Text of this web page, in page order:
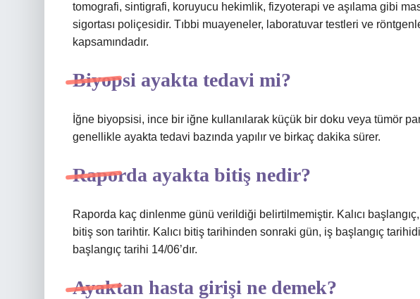
tomografi, sintigrafi, koruyucu hekimlik, fizyoterapi ve aşılama gibi
sigortası poliçesidir. Tıbbi muayeneler, laboratuvar testleri ve
kapsamındadır.
Biyopsi ayakta tedavi mi?
İğne biyopsisi, ince bir iğne kullanılarak küçük bir doku veya tümör
genellikle ayakta tedavi bazında yapılır ve birkaç dakika sürer.
Raporda ayakta bitiş nedir?
Raporda kaç dinlenme günü verildiği belirtilmemiştir. Kalıcı başlangıç,
bitiş son tarihtir. Kalıcı bitiş tarihinden sonraki gün, iş başlangıç
başlangıç ​​tarihi 14/06’dır.
Ayaktan hasta girişi ne demek?